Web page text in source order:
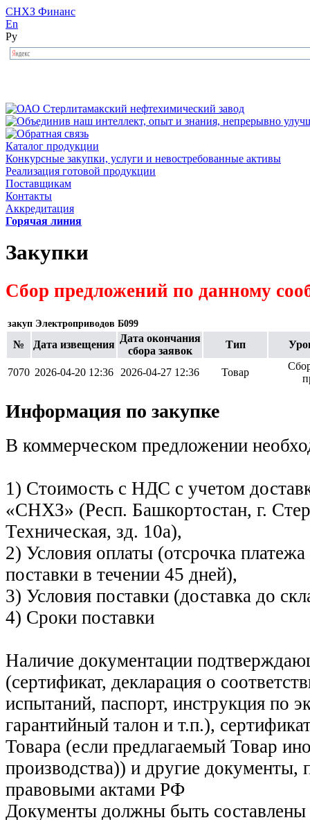
СНХЗ Финанс
En
Ру
Каталог продукции
Конкурсные закупки, услуги и невостребованные активы
Реализация готовой продукции
Поставщикам
Контакты
Аккредитация
Горячая линия
Закупки
Сбор предложений по данному
закуп Электроприводов Б099
№ Дата извещения
Дата окончания
сбора заявок
Тип
7070 2026-04-20 12:36 2026-04-27 12:36 Товар
Информация по закупке
В коммерческом предложении
1) Стоимость с НДС с учетом
«СНХЗ» (Респ. Башкортостан, г.
Техническая, зд. 10а),
2) Условия оплаты (отсрочка
поставки в течении 45 дней),
3) Условия поставки (доставка до
4) Сроки поставки
Наличие документации
(сертификат, декларация о
испытаний, паспорт, инструкция по
гарантийный талон и т.п.),
Товара (если предлагаемый Товар
производства)) и другие документы,
правовыми актами РФ
Документы должны быть составлены